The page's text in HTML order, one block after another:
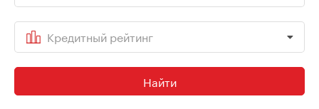
Кредитный рейтинг
Найти